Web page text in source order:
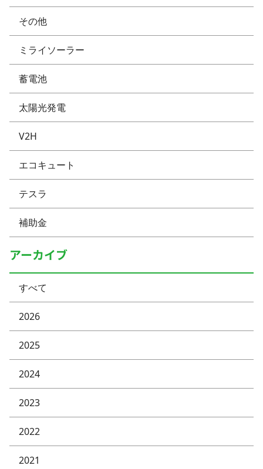
その他
ミライソーラー
蓄電池
太陽光発電
V2H
エコキュート
テスラ
補助金
アーカイブ
すべて
2026
2025
2024
2023
2022
2021